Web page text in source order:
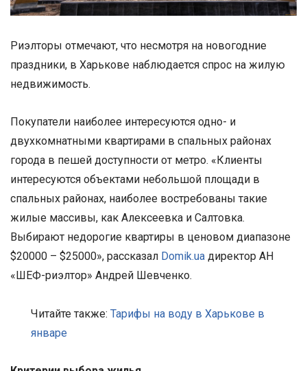
Риэлторы отмечают, что несмотря на новогодние
праздники, в Харькове наблюдается спрос на жилую
недвижимость.
Покупатели наиболее интересуются одно- и
двухкомнатными квартирами в спальных районах
города в пешей доступности от метро. «Клиенты
интересуются объектами небольшой площади в
спальных районах, наиболее востребованы такие
жилые массивы, как Алексеевка и Салтовка.
Выбирают недорогие квартиры в ценовом диапазоне
$20000 – $25000», рассказал Domik.ua директор АН
«ШЕФ-риэлтор» Андрей Шевченко.
Читайте также: Тарифы на воду в Харькове в
январе